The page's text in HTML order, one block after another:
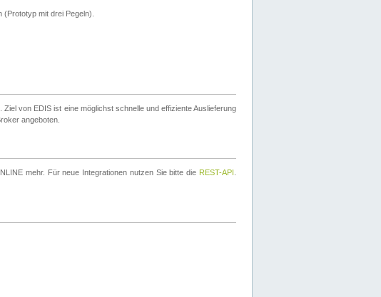
mit drei Pegeln).
von EDIS ist eine möglichst schnelle und effiziente Auslieferung
angeboten.
mehr. Für neue Integrationen nutzen Sie bitte die REST-API